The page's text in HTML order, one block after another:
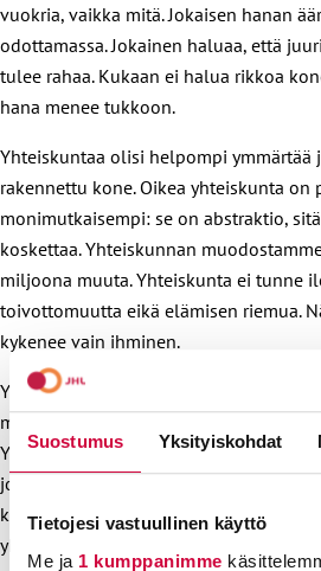
Suostumus Yksityiskohdat
Tietojesi vastuullinen käyttö
Me ja 1 kumppanimme
vuokria, vaikka mitä. Jokaisen hanan
odottamassa. Jokainen haluaa, että
tulee rahaa. Kukaan ei halua rikkoa
hana menee tukkoon.
Yhteiskuntaa olisi helpompi ymmärtää
rakennettu kone. Oikea yhteiskunta on
monimutkaisempi: se on abstraktio,
koskettaa. Yhteiskunnan
miljoona muuta. Yhteiskunta ei tunne
toivottomuutta eikä elämisen riemua.
kykenee vain ihminen.
Yhteiskunta on olemassa, jotta ihmiset
mahdollisuuden kokea onnea ja elää
Yhteiskunnan edusta ei ole mitään
jokainen meistä yhteiskunnan jäsenistä
kohtuullista osuuttaan. Kukaan ei
yhteiskunnan etua, ajattelematta omaa